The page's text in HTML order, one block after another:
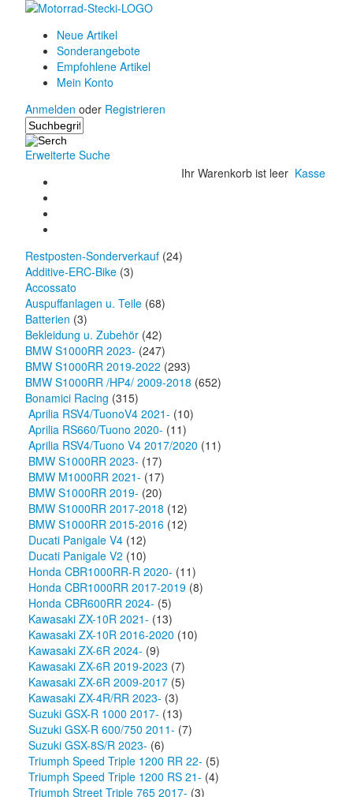
Neue Artikel
Sonderangebote
Empfohlene Artikel
Mein Konto
Anmelden oder Registrieren
Erweiterte Suche
Ihr Warenkorb ist leer Kasse
Restposten-Sonderverkauf (24)
Additive-ERC-Bike (3)
Accossato
Auspuffanlagen u. Teile (68)
Batterien (3)
Bekleidung u. Zubehör (42)
BMW S1000RR 2023- (247)
BMW S1000RR 2019-2022 (293)
BMW S1000RR /HP4/ 2009-2018 (652)
Bonamici Racing (315)
Aprilia RSV4/TuonoV4 2021- (10)
Aprilia RS660/Tuono 2020- (11)
Aprilia RSV4/Tuono V4 2017/2020 (11)
BMW S1000RR 2023- (17)
BMW M1000RR 2021- (17)
BMW S1000RR 2019- (20)
BMW S1000RR 2017-2018 (12)
BMW S1000RR 2015-2016 (12)
Ducati Panigale V4 (12)
Ducati Panigale V2 (10)
Honda CBR1000RR-R 2020- (11)
Honda CBR1000RR 2017-2019 (8)
Honda CBR600RR 2024- (5)
Kawasaki ZX-10R 2021- (13)
Kawasaki ZX-10R 2016-2020 (10)
Kawasaki ZX-6R 2024- (9)
Kawasaki ZX-6R 2019-2023 (7)
Kawasaki ZX-6R 2009-2017 (5)
Kawasaki ZX-4R/RR 2023- (3)
Suzuki GSX-R 1000 2017- (13)
Suzuki GSX-R 600/750 2011- (7)
Suzuki GSX-8S/R 2023- (6)
Triumph Speed Triple 1200 RR 22- (5)
Triumph Speed Triple 1200 RS 21- (4)
Triumph Street Triple 765 2017- (3)